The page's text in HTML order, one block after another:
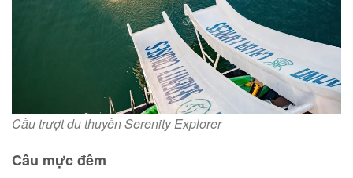
Cầu trượt du thuyền Serenity Explorer
Câu mực đêm